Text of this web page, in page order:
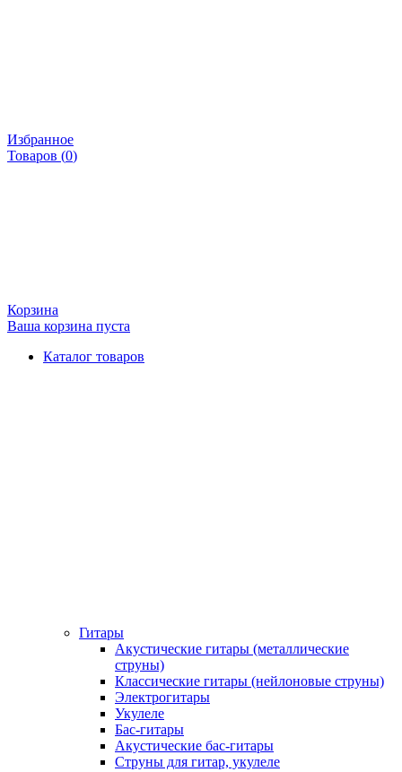
Избранное
Товаров (0)
Корзина
Ваша корзина пуста
Каталог товаров
Гитары
Акустические гитары (металлические
струны)
Классические гитары (нейлоновые струны)
Электрогитары
Укулеле
Бас-гитары
Акустические бас-гитары
Струны для гитар, укулеле